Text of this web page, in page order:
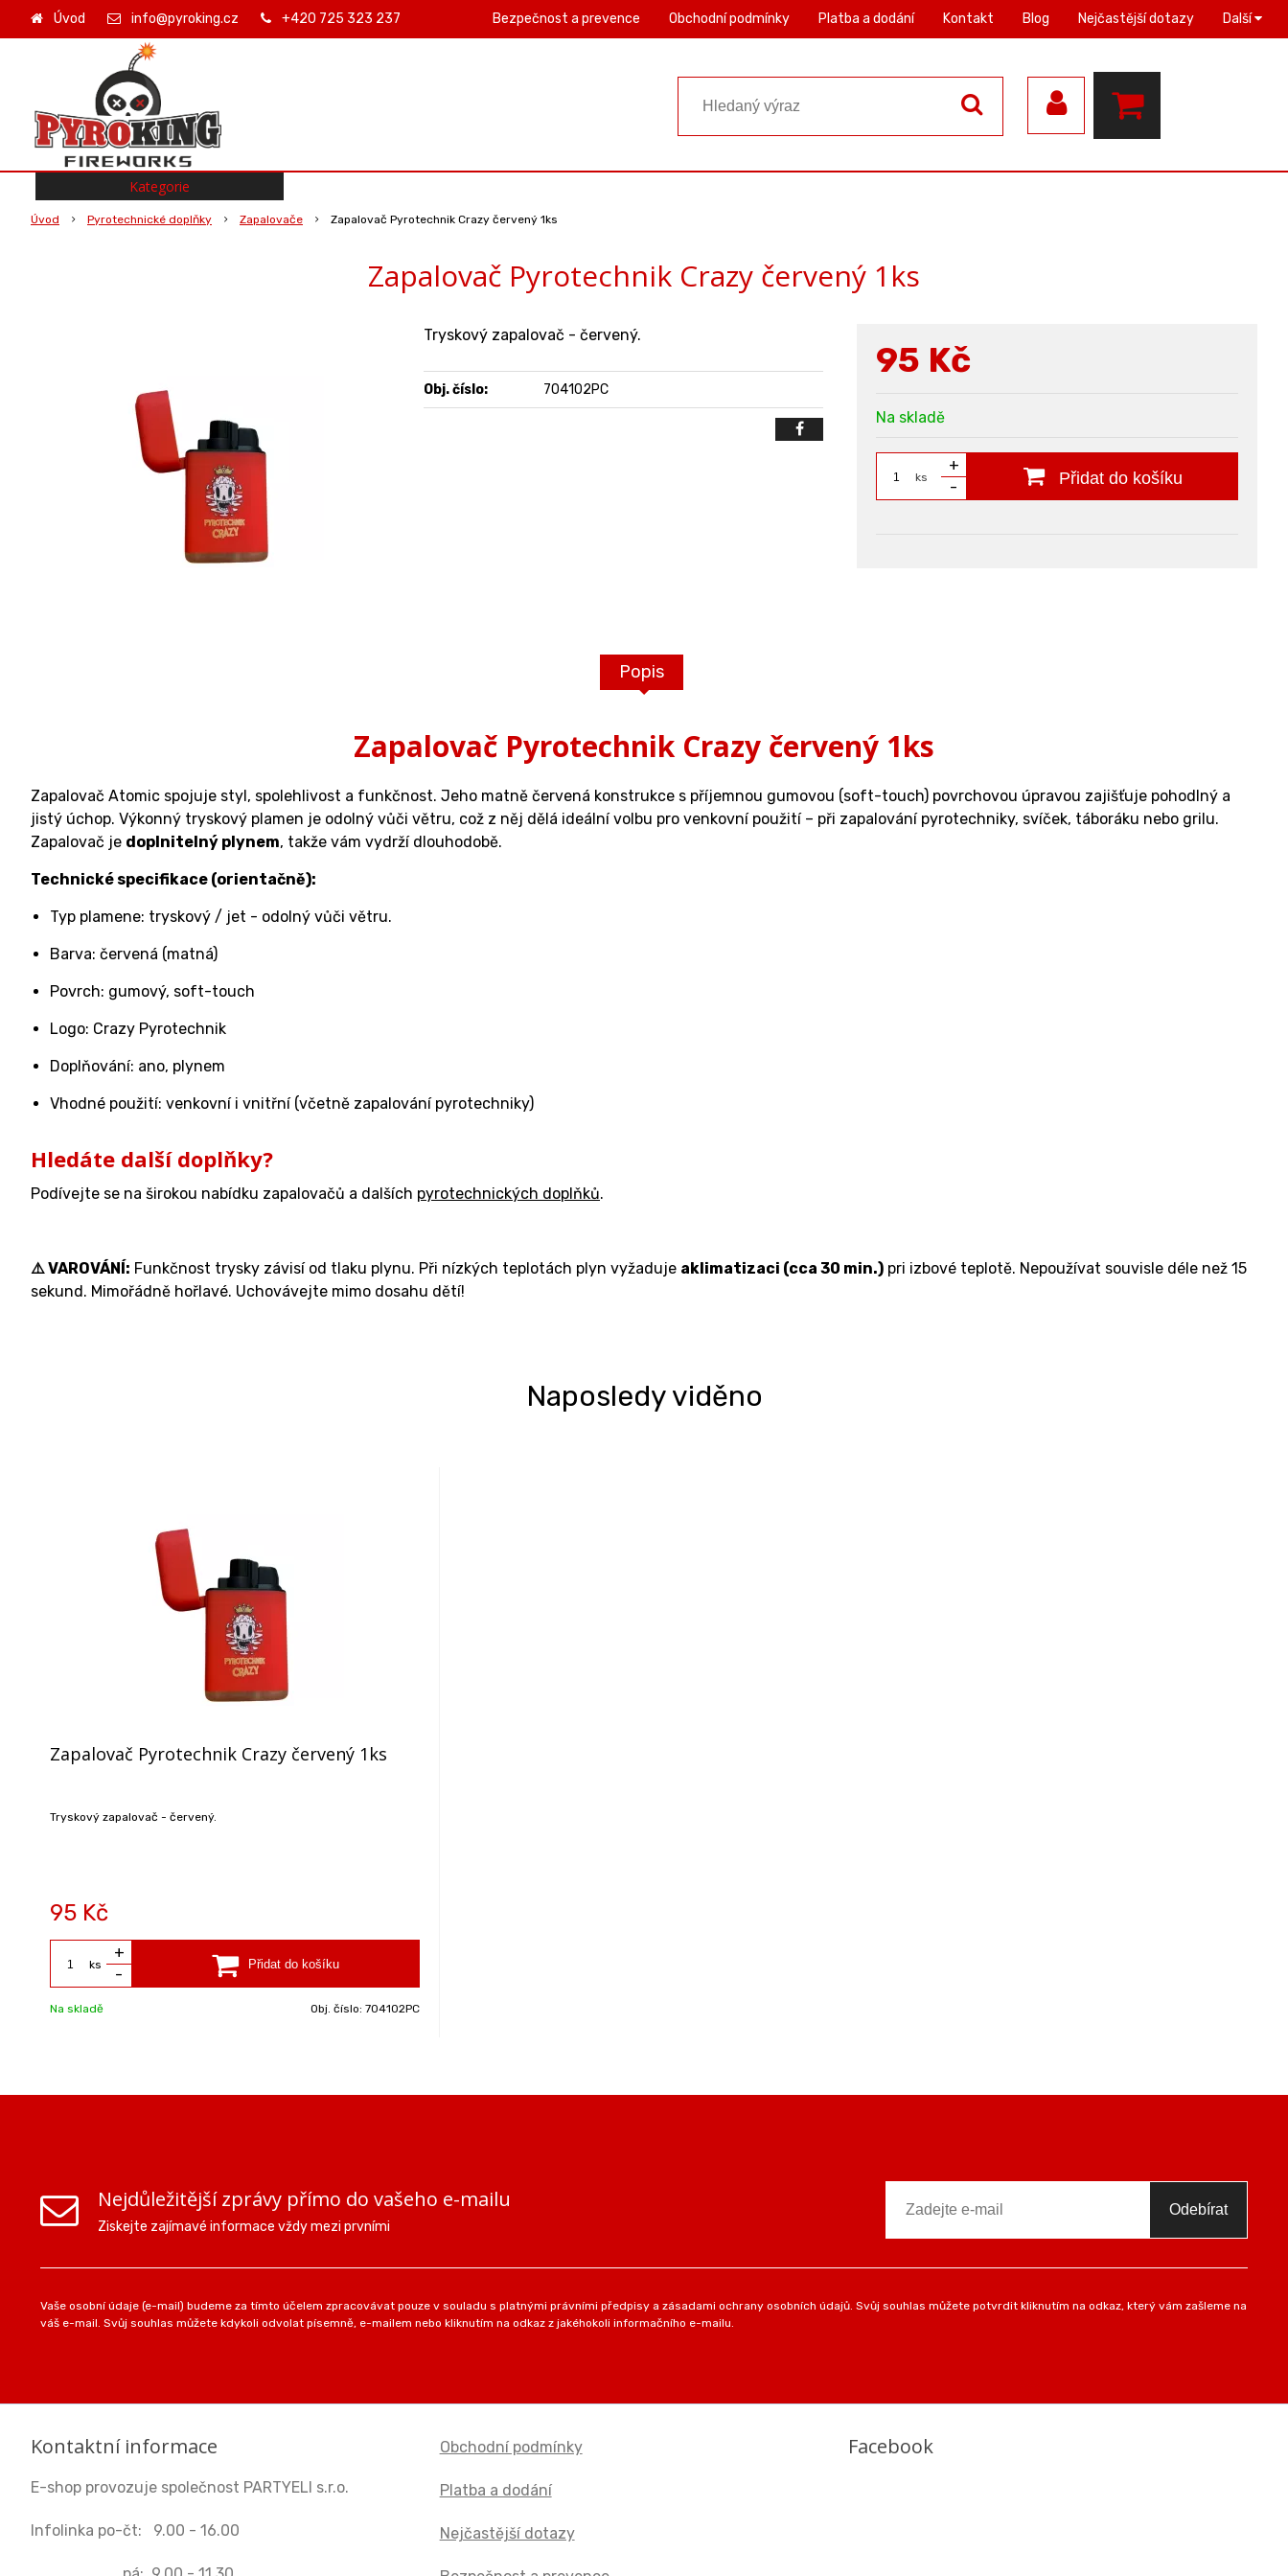
Úvod info@pyroking.cz +420 725 323 237 Bezpečnost a prevence Obchodní podmínky Platba a dodání Kontakt Blog Nejčastější dotazy Další
Úvod Pyrotechnické doplňky Zapalovače Zapalovač Pyrotechnik Crazy červený 1ks
Zapalovač Pyrotechnik Crazy červený 1ks
95 Kč
Na skladě
ks
+
-
Přidat do košíku
Tryskový zapalovač - červený.
Obj. číslo: 704102PC
Popis
Zapalovač Pyrotechnik Crazy červený 1ks
Zapalovač Atomic spojuje styl, spolehlivost a funkčnost. Jeho matně červená konstrukce s příjemnou gumovou (soft-touch) povrchovou úpravou zajišťuje pohodlný a
jistý úchop. Výkonný tryskový plamen je odolný vůči větru, což z něj dělá ideální volbu pro venkovní použití – při zapalování pyrotechniky, svíček, táboráku nebo grilu.
Zapalovač je doplnitelný plynem, takže vám vydrží dlouhodobě.
Technické specifikace (orientačně):
Typ plamene: tryskový / jet - odolný vůči větru.
Barva: červená (matná)
Povrch: gumový, soft-touch
Logo: Crazy Pyrotechnik
Doplňování: ano, plynem
Vhodné použití: venkovní i vnitřní (včetně zapalování pyrotechniky)
Hledáte další doplňky?
Podívejte se na širokou nabídku zapalovačů a dalších pyrotechnických doplňků.
⚠️ VAROVÁNÍ: Funkčnost trysky závisí od tlaku plynu. Při nízkých teplotách plyn vyžaduje aklimatizaci (cca 30 min.) pri izbové teplotě. Nepoužívat souvisle déle než 15
sekund. Mimořádně hořlavé. Uchovávejte mimo dosahu dětí!
Naposledy viděno
Zapalovač Pyrotechnik Crazy červený 1ks
Tryskový zapalovač - červený.
95 Kč
ks
+
-
Na skladě Obj. číslo: 704102PC
Kategorie
Nejdůležitější zprávy přímo do vašeho e-mailu
Ziskejte zajímavé informace vždy mezi prvními
Odebírat
Vaše osobní údaje (e-mail) budeme za tímto účelem zpracovávat pouze v souladu s platnými právními předpisy a zásadami ochrany osobních údajů. Svůj souhlas můžete potvrdit kliknutím na odkaz, který vám zašleme na
váš e-mail. Svůj souhlas můžete kdykoli odvolat písemně, e-mailem nebo kliknutím na odkaz z jakéhokoli informačního e-mailu.
Kontaktní informace
E-shop provozuje společnost PARTYELI s.r.o.
Infolinka po-čt: 9.00 - 16.00
Obchodní podmínky
Platba a dodání
Nejčastější dotazy
Facebook